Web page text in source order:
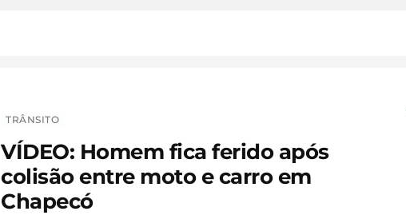
TRÂNSITO
VÍDEO: Homem fica ferido após
colisão entre moto e carro em
Chapecó